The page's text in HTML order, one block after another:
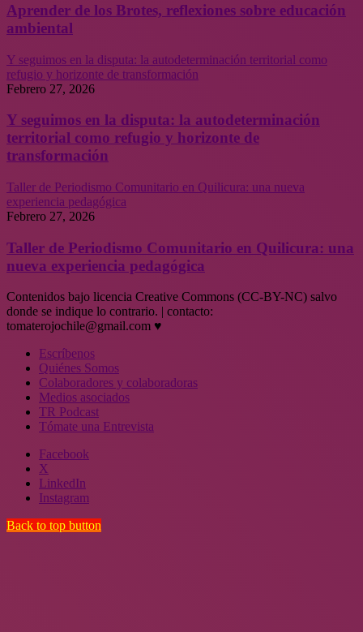
Aprender de los Brotes, reflexiones sobre educación
ambiental
Y seguimos en la disputa: la autodeterminación territorial como
refugio y horizonte de transformación
Febrero 27, 2026
Y seguimos en la disputa: la autodeterminación
territorial como refugio y horizonte de
transformación
Taller de Periodismo Comunitario en Quilicura: una nueva
experiencia pedagógica
Febrero 27, 2026
Taller de Periodismo Comunitario en Quilicura: una
nueva experiencia pedagógica
Contenidos bajo licencia Creative Commons (CC-BY-NC) salvo
donde se indique lo contrario. | contacto:
tomaterojochile@gmail.com ♥
Escríbenos
Quiénes Somos
Colaboradores y colaboradoras
Medios asociados
TR Podcast
Tómate una Entrevista
Facebook
X
LinkedIn
Instagram
Back to top button